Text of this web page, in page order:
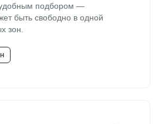
удобным подбором —
быть свободно в одной
зон.